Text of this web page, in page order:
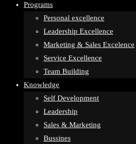
Programs
Personal excellence
Leadership Excellence
Marketing & Sales Excelence
Service Excellence
Team Building
Knowledge
Self Development
Leadership
Sales & Marketing
Bussines